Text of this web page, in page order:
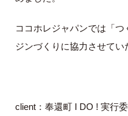
ココホレジャパンでは「
ジンづくりに協力させてい
client ：奉還町 I DO ! 実行